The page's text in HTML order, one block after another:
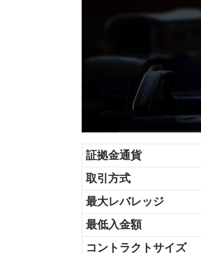
証拠金通貨
取引方式
最大レバレッジ
最低入金額
コントラクトサイズ